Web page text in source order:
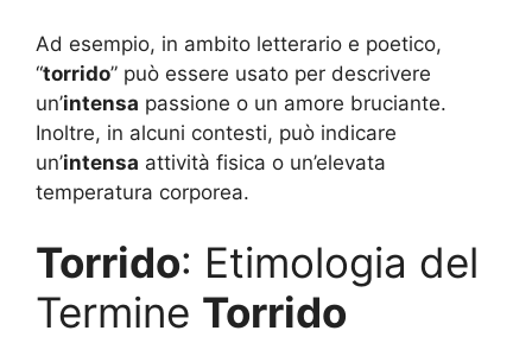
Ad esempio, in ambito letterario e poetico,
“torrido” può essere usato per descrivere
un’intensa passione o un amore bruciante.
Inoltre, in alcuni contesti, può indicare
un’intensa attività fisica o un’elevata
temperatura corporea.
Torrido: Etimologia del
Termine Torrido